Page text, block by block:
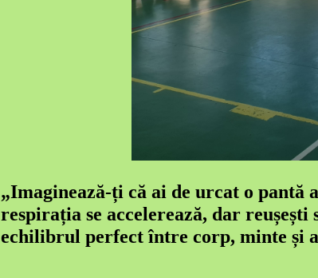
„Imaginează-ți că ai de urcat o
respirația se accelerează, dar
echilibrul perfect între corp, minte și